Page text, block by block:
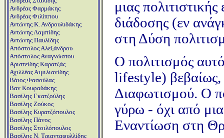
Ανδρέας Φαρμάκης
Ανδρέας Φιλίππου
Αντώνης Κ. Ανδρουλιδάκης
Αντώνης Λαμπίδης
Αντώνης Παυλίδης
Απόστολος Αλεξάνδρου
Απόστολος Αναγνώστου
Αριστείδης Καρατζάς
Αχιλλέας Αιμιλιανίδης
Βάιος Φασούλας
Βαν Κουφαδάκης
Βασίλης Γκατζούλης
Βασίλης Ζούκος
Βασίλης Κυρατζόπουλος
Βασίλης Πάνος
Βασίλης Στοιλόπουλος
Βασίλης Ν. Τριανταφυλλίδης
μιας
διάδοσης (εν
στη Δύση
Ο πολιτισμός
lifestyle) βεβαίως,
Διαφωτισμού. Ο
γύρω - όχι από
Εναντίωση στη